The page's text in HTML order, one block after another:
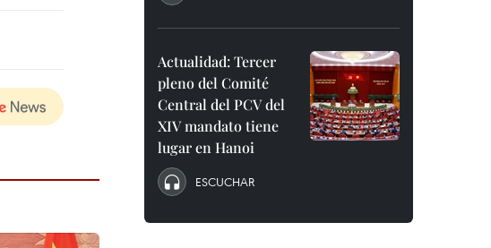
Actualidad: Tercer
pleno del Comité
Central del PCV del
XIV mandato tiene
lugar en Hanoi
ESCUCHAR